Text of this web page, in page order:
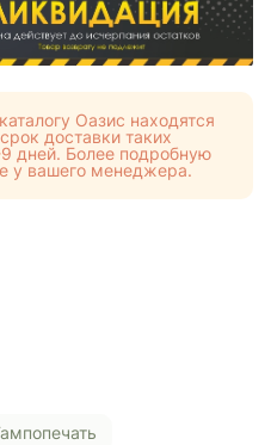
Оазис находятся
доставки таких
дней. Более подробную
у вашего менеджера.